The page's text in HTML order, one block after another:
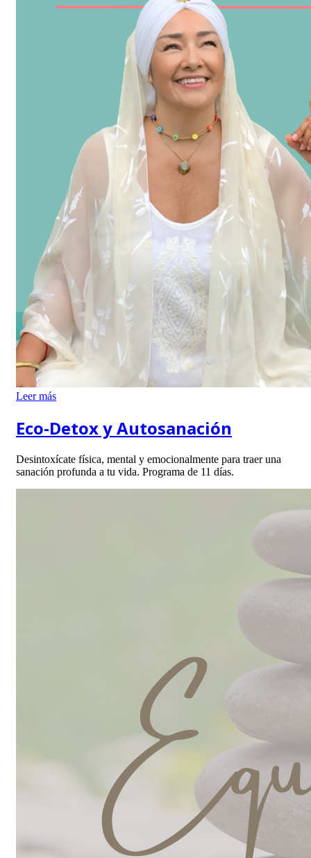
Leer más
Eco-Detox y Autosanación
Desintoxícate física, mental y emocionalmente para traer una
sanación profunda a tu vida. Programa de 11 días.